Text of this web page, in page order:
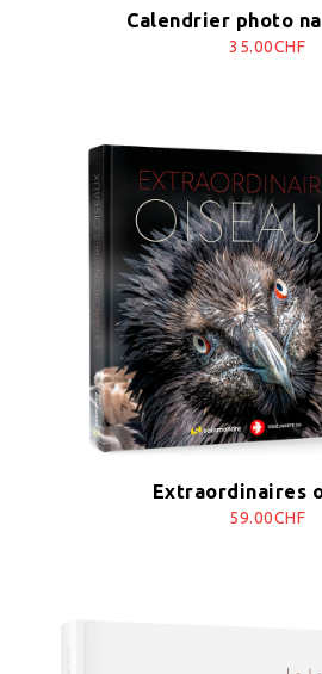
Calendrier photo
35.00CHF
Extraordinaires
59.00CHF